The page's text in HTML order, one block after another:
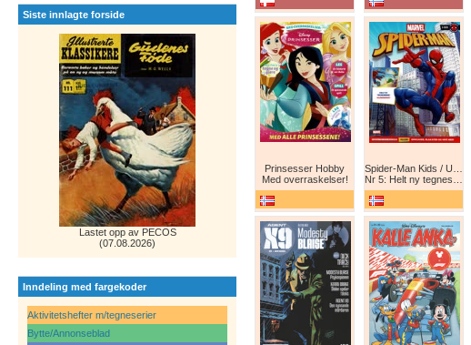
Siste innlagte forside
Lastet opp av PECOS
(07.08.2026)
Inndeling med fargekoder
Aktivitetshefter m/tegneserier
Bytte/Annonseblad
Prinsesser Hobby
Med overraskelser!
Nr 5: Helt ny tegneserie! Maskinkrig!